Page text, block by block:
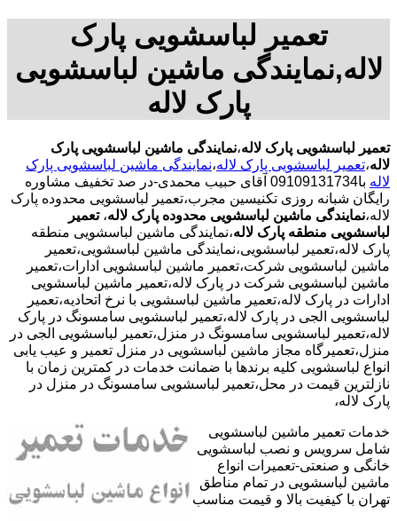
تعمیر لباسشویی پارک
لاله,نمایندگی ماشین لباسشویی
پارک لاله
تعمیر لباسشویی پارک لاله،نمایندگی ماشین لباسشویی پارک
لاله،تعمیر لباسشویی پارک لاله،نمایندگی ماشین لباسشویی پارک
لاله
با09109131734 آقای حبیب محمدی-در صد تخفیف مشاوره
رایگان شبانه روزی تکنیسین مجرب،تعمیر لباسشویی محدوده پارک
لاله،نمایندگی ماشین لباسشویی محدوده پارک لاله، تعمیر
لباسشویی منطقه پارک لاله،نمایندگی ماشین لباسشویی منطقه
پارک لاله،تعمیر لباسشویی،نمایندگی ماشین لباسشویی،تعمیر
ماشین لباسشویی شرکت،تعمیر ماشین لباسشویی ادارات،تعمیر
ماشین لباسشویی شرکت در پارک لاله،تعمیر ماشین لباسشویی
ادارات در پارک لاله،تعمیر ماشین لباسشویی با نرخ اتحادیه،تعمیر
لباسشویی الجی در پارک لاله،تعمیر لباسشویی سامسونگ در پارک
لاله،تعمیر لباسشویی سامسونگ در منزل،تعمیر لباسشویی الجی در
منزل،تعمیرگاه مجاز ماشین لباسشویی در منزل تعمیر و عیب یابی
انواع لباسشویی کلیه برندها با ضمانت خدمات در کمترین زمان با
نازلترین قیمت در محل،تعمیر لباسشویی سامسونگ در منزل در
پارک لاله،
خدمات تعمیر ماشین لباسشویی
شامل سرویس و نصب لباسشویی
خانگی و صنعتی-تعمیرات انواع
ماشین لباسشویی در تمام مناطق
تهران با کیفیت بالا و قیمت مناسب